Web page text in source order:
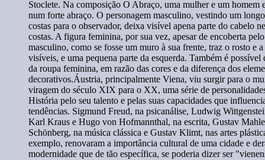
Stoclete. Na composição O Abraço, uma mulher e um homem
num forte abraço. O personagem masculino, vestindo um
costas para o observador, deixa visível apena parte do cabelo
costas. A figura feminina, por sua vez, apesar de encoberta
masculino, como se fosse um muro à sua frente, traz o rosto e
visíveis, e uma pequena parte da esquerda. Também é
da roupa feminina, em razão das cores e da diferença dos
decorativos.Áustria, principalmente Viena, viu surgir para o
viragem do século XIX para o XX, uma série de
História pelo seu talento e pelas suas capacidades que
tendências. Sigmund Freud, na psicanálise, Ludwig
Karl Kraus e Hugo von Hofmannthal, na escrita, Gustav
Schönberg, na música clássica e Gustav Klimt, nas artes
exemplo, renovaram a importância cultural de uma cidade e
modernidade que de tão específica, se poderia dizer ser